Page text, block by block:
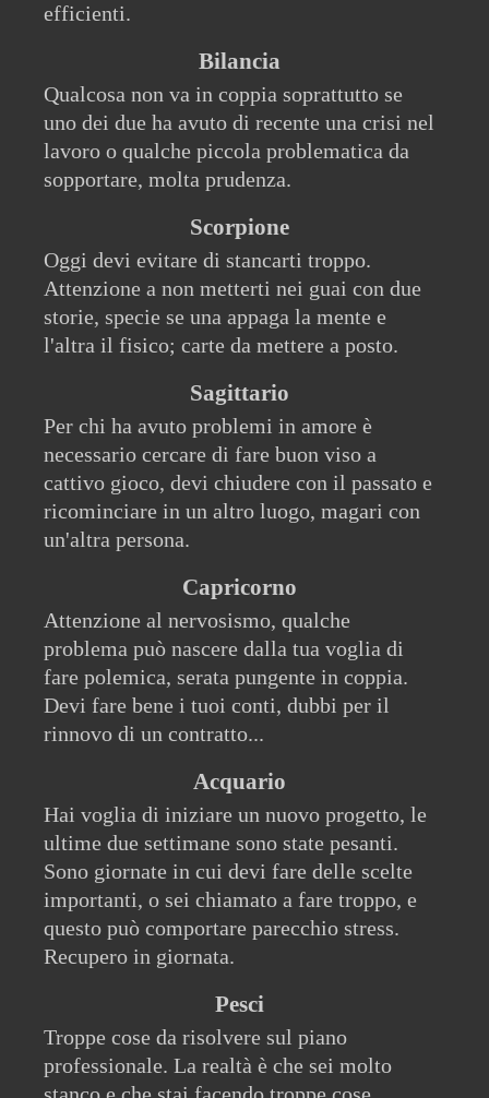
efficienti.
Bilancia
Qualcosa non va in coppia soprattutto se
uno dei due ha avuto di recente una crisi nel
lavoro o qualche piccola problematica da
sopportare, molta prudenza.
Scorpione
Oggi devi evitare di stancarti troppo.
Attenzione a non metterti nei guai con due
storie, specie se una appaga la mente e
l'altra il fisico; carte da mettere a posto.
Sagittario
Per chi ha avuto problemi in amore è
necessario cercare di fare buon viso a
cattivo gioco, devi chiudere con il passato e
ricominciare in un altro luogo, magari con
un'altra persona.
Capricorno
Attenzione al nervosismo, qualche
problema può nascere dalla tua voglia di
fare polemica, serata pungente in coppia.
Devi fare bene i tuoi conti, dubbi per il
rinnovo di un contratto...
Acquario
Hai voglia di iniziare un nuovo progetto, le
ultime due settimane sono state pesanti.
Sono giornate in cui devi fare delle scelte
importanti, o sei chiamato a fare troppo, e
questo può comportare parecchio stress.
Recupero in giornata.
Pesci
Troppe cose da risolvere sul piano
professionale. La realtà è che sei molto